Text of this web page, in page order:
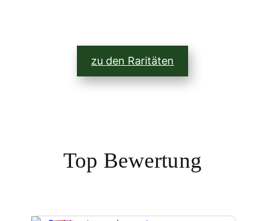
zu den Raritäten
Top Bewertung